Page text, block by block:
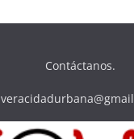
Contáctanos.